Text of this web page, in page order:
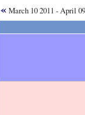
« March 10 2011 - April